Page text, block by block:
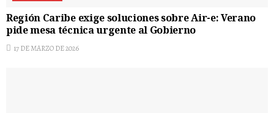
Región Caribe exige soluciones sobre Air-e: Verano
pide mesa técnica urgente al Gobierno
17 DE MARZO DE 2026